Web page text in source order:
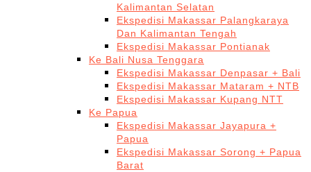
Kalimantan Selatan
Ekspedisi Makassar Palangkaraya
Dan Kalimantan Tengah
Ekspedisi Makassar Pontianak
Ke Bali Nusa Tenggara
Ekspedisi Makassar Denpasar + Bali
Ekspedisi Makassar Mataram + NTB
Ekspedisi Makassar Kupang NTT
Ke Papua
Ekspedisi Makassar Jayapura +
Papua
Ekspedisi Makassar Sorong + Papua
Barat